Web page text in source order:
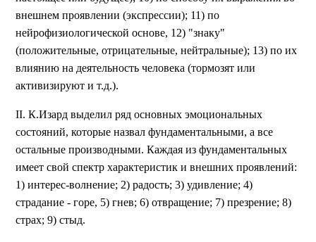
внешнем проявлении (экспрессии); 11) по
нейрофизиологической основе, 12) "знаку"
(положительные, отрицательные, нейтральные); 13) по их
влиянию на деятельность человека (тормозят или
активизируют и т.д.).
II. К.Изард выделил ряд основных эмоциональных
состояний, которые назвал фундаментальными, а все
остальные производными. Каждая из фундаментальных
имеет свой спектр характеристик и внешних проявлений:
1) интерес-волнение; 2) радость; 3) удивление; 4)
страдание - горе, 5) гнев; 6) отвращение; 7) презрение; 8)
страх; 9) стыд.